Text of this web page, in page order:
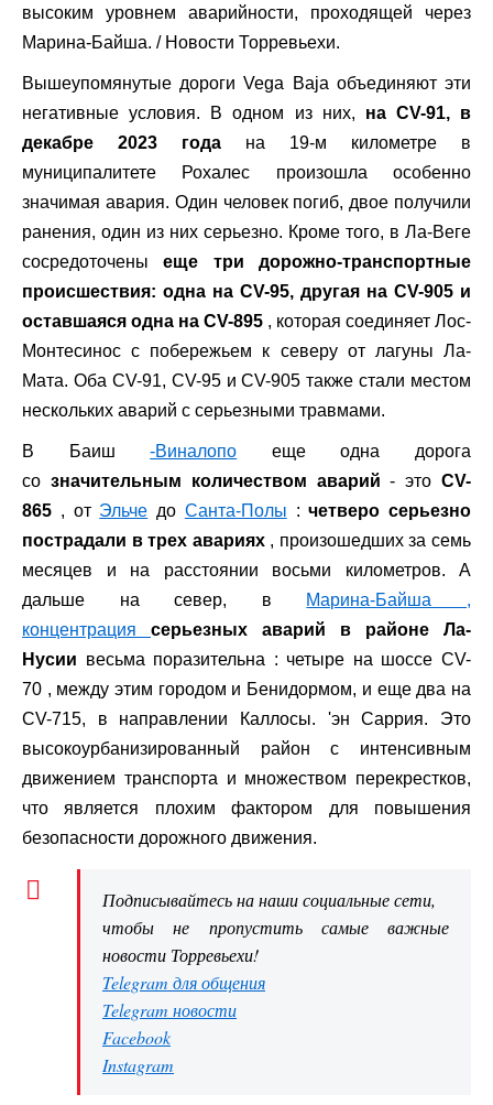
высоким уровнем аварийности, проходящей через
Марина-Байша. / Новости Торревьехи.
Вышеупомянутые дороги Vega Baja объединяют эти
негативные условия. В одном из них, на CV-91, в
декабре 2023 года на 19-м километре в
муниципалитете Рохалес произошла особенно
значимая авария. Один человек погиб, двое получили
ранения, один из них серьезно. Кроме того, в Ла-Веге
сосредоточеныеще три дорожно-транспортные
происшествия: одна на CV-95, другая на CV-905 и
оставшаяся одна на CV-895 , которая соединяет Лос-
Монтесинос с побережьем к северу от лагуны Ла-
Мата. Оба CV-91, CV-95 и CV-905 также стали местом
нескольких аварий с серьезными травмами.
В Баиш-Виналопо еще одна дорога
со значительным количеством аварий - этоCV-
865 , от Эльче до Санта-Полы :четверо серьезно
пострадали в трех авариях, произошедших за семь
месяцев и на расстоянии восьми километров. А
дальше на север, в Марина-Байша ,
концентрация серьезных аварий в районе Ла-
Нусии весьма поразительна : четыре на шоссе CV-
70 , между этим городом и Бенидормом, и еще два на
CV-715, в направлении Каллосы. 'эн Саррия. Это
высокоурбанизированный район с интенсивным
движением транспорта и множеством перекрестков,
что является плохим фактором для повышения
безопасности дорожного движения.
Подписывайтесь на наши социальные сети,
чтобы не пропустить самые важные
новости Торревьехи!
Telegram для общения
Telegram новости
Facebook
Instagram